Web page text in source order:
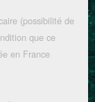
(possibilité de
que ce
en France